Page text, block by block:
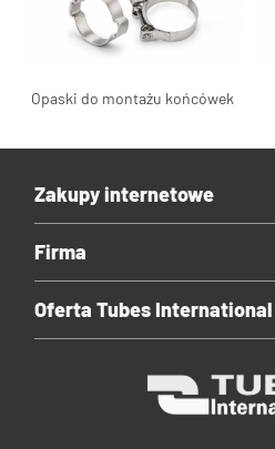
Opaski do montażu końcówek
Zakupy internetowe
Firma
Oferta Tubes International